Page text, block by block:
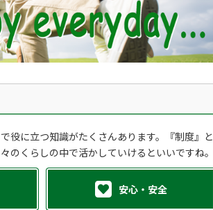
役に立つ知識がたくさんあります。『制度』と
のくらしの中で活かしていけるといいですね。
安心・安全